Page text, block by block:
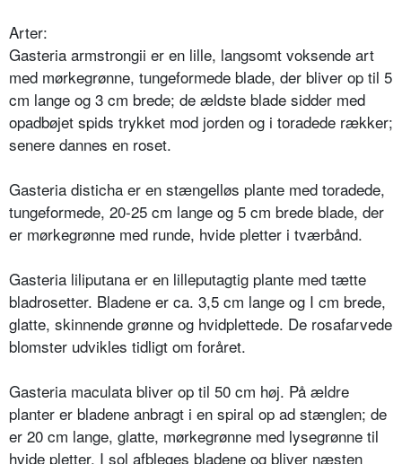
Arter:
Gasteria armstrongii er en lille, langsomt voksende art
med mørke­grønne, tungeformede blade, der bli­ver op til 5
cm lange og 3 cm brede; de ældste blade sidder med
opadbøjet spids trykket mod jorden og i toradede rækker;
senere dannes en roset.
Gasteria disticha er en stængelløs plan­te med toradede,
tungeformede, 20-25 cm lange og 5 cm brede blade, der
er mørkegrønne med runde, hvide pletter i tværbånd.
Gasteria liliputana er en lilleputagtig plante med tætte
bladrosetter. Bladene er ca. 3,5 cm lange og I cm brede,
glatte, skinnende grønne og hvidplet­tede. De rosafarvede
blomster udvik­les tidligt om foråret.
Gasteria maculata bliver op til 50 cm høj. På ældre
planter er bladene an­bragt i en spiral op ad stænglen; de
er 20 cm lange, glatte, mørkegrønne med lysegrønne til
hvide pletter. I sol afble­ges bladene og bliver næsten